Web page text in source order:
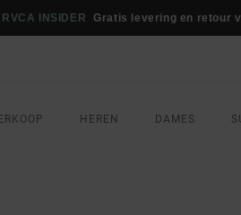
WEDSTRIJD Win je RVCA-
HEREN DAMES